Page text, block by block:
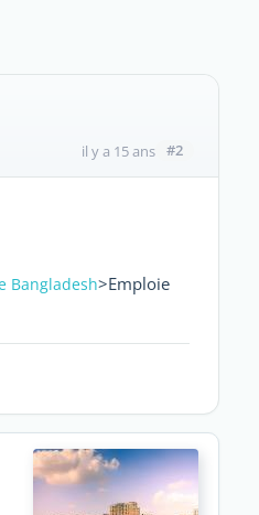
il y a 15 ans #2
Bangladesh>Emploie